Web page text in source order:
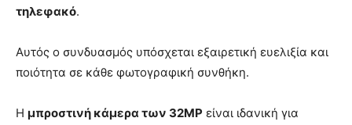
τηλεφακό.
Αυτός ο συνδυασμός υπόσχεται εξαιρετική ευελιξία και
ποιότητα σε κάθε φωτογραφική συνθήκη.
Η μπροστινή κάμερα των 32MP είναι ιδανική για